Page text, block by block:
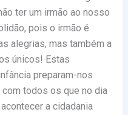
ter um irmão ao nosso
pois o irmão é
alegrias, mas também a
únicos! Estas
preparam-nos
todos os que no dia
a cidadania